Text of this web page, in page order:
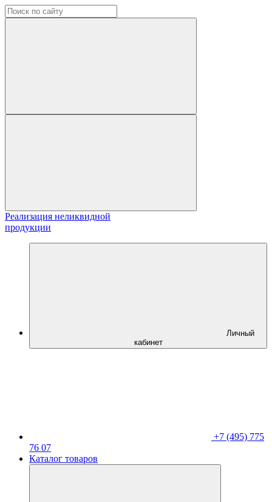
Реализация неликвидной
продукции
Личный
кабинет
+7 (495) 775
76 07
Каталог товаров